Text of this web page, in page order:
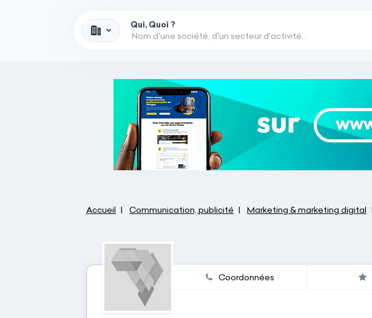
Qui, Quoi ?
Accueil Communication, publicité Marketing & marketing digital
Coordonnées